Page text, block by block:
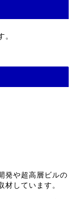
。
発や超高層ビルの
しています。